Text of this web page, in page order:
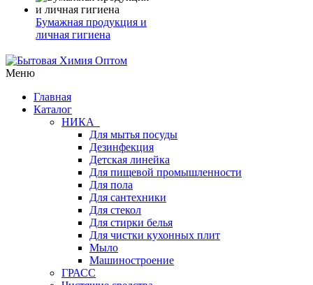
Бумажная продукция и
личная гигиена
Меню
Главная
Каталог
НИКА
Для мытья посуды
Дезинфекция
Детская линейка
Для пищевой промышленности
Для пола
Для сантехники
Для стекол
Для стирки белья
Для чистки кухонных плит
Мыло
Машиностроение
ГРАСС